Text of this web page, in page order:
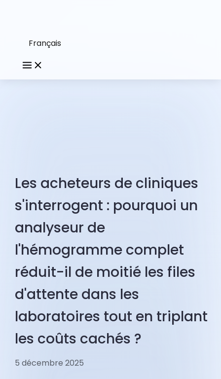
Français
Les acheteurs de cliniques
s'interrogent : pourquoi un
analyseur de
l'hémogramme complet
réduit-il de moitié les files
d'attente dans les
laboratoires tout en triplant
les coûts cachés ?
5 décembre 2025